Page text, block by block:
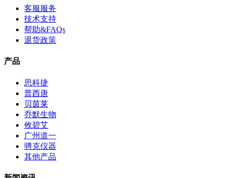
客服服务
技术支持
帮助&FAQs
退货政策
产品
思科捷
普西唐
贝茵莱
乔默生物
攸碧艾
广州道一
骋克仪器
其他产品